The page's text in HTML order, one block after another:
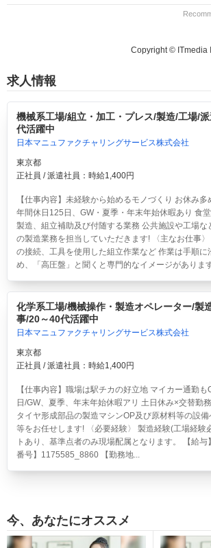
Copyright © ITmedia
求人情報
機械系工場/組立・加工・プレス/製造/工場/
代活躍中
日本マニュファクチャリングサービス株式会社
東京都
正社員 / 派遣社員：時給1,400円
【仕事内容】未経験から始めるモノづくり お休み
年間休日125日、GW・夏季・年末年始休暇あり 食
製造、組立補助及び付随する業務 公共施設や工場な
の製造業務を担当していただきます! 〈主なお仕事
の接続、工具を使用した組立作業など 作業は手順に
め、「高圧盤」と聞くと専門的なイメージがありま
化学系工場/機械操作・製造オペレーター/製
事/20～40代活躍中
日本マニュファクチャリングサービス株式会社
東京都
正社員 / 派遣社員：時給1,400円
【仕事内容】職場は駅チカの好立地 マイカー通勤
日/GW、夏季、年末年始休暇アリ 土日休み×交替勤
タイヤ形成部品の製造マシンOP及び原材料等の設
等をお任せします! 〈必要経験〉 製造経験(工場経験
トあり、基準点者のみ現場配属となります。 【給
番号】1175585_8860 【勤務地...
今、あなたにオススメ